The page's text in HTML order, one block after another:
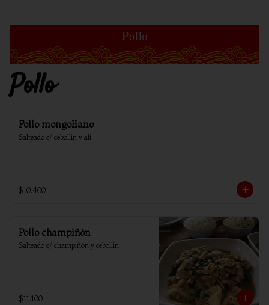
Pollo
Pollo mongoliano
Salteado c/ cebollin y aji
$10.400
Pollo champiñón
Salteado c/ champiñón y cebollín
$11.100